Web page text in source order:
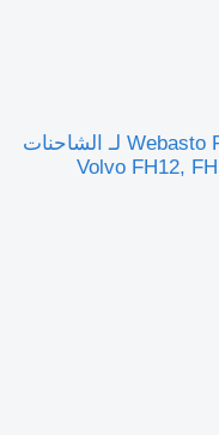
جهاز التدفئة Webasto FH16 (01.12-) 9023893E لـ الشاحنات
Volvo FH12,